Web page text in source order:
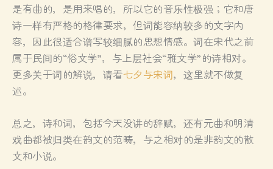
是有曲的，是用来唱的，所以它的音乐性极强；它和唐
诗一样有严格的格律要求，但词能容纳较多的文字内
容，因此很适合谱写较细腻的思想情感。词在宋代之前
属于民间的“俗文学”，与上层社会“雅文学”的诗相对。
更多关于词的解说，请看七夕与宋词，这里就不做复
述。
总之，诗和词，包括今天没讲的辞赋，还有元曲和明清
戏曲都被归类在韵文的范畴，与之相对的是非韵文的散
文和小说。